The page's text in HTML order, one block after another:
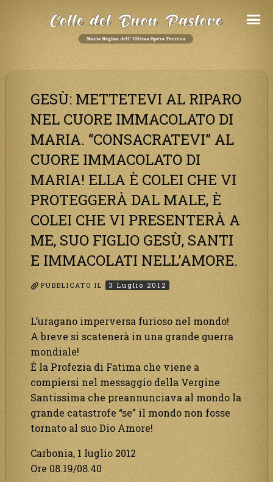
GESÙ: METTETEVI AL RIPARO
NEL CUORE IMMACOLATO DI
MARIA. “CONSACRATEVI” AL
CUORE IMMACOLATO DI
MARIA! ELLA È COLEI CHE VI
PROTEGGERÀ DAL MALE, È
COLEI CHE VI PRESENTERÀ A
ME, SUO FIGLIO GESÙ, SANTI
E IMMACOLATI NELL’AMORE.
PUBBLICATO IL 3 Luglio 2012
L’uragano imperversa furioso nel mondo!
A breve si scatenerà in una grande guerra
mondiale!
È la Profezia di Fatima che viene a
compiersi nel messaggio della Vergine
Santissima che preannunciava al mondo la
grande catastrofe “se” il mondo non fosse
tornato al suo Dio Amore!
Carbonia, 1 luglio 2012
Ore 08.19/08.40